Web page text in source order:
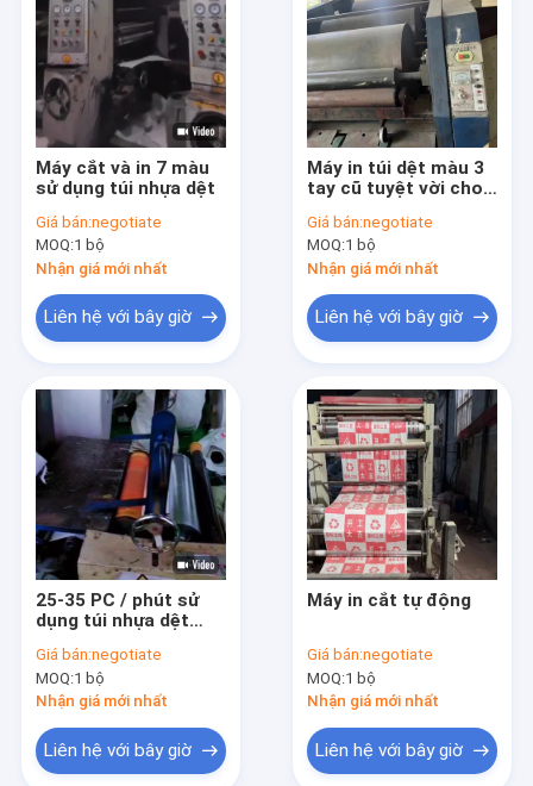
Máy cắt và in 7 màu
sử dụng túi nhựa dệt
Giá bán:negotiate
MOQ:1 bộ
Nhận giá mới nhất
Liên hệ với bây giờ
Máy in túi dệt màu 3
tay cũ tuyệt vời cho
Giá bán:negotiate
MOQ:1 bộ
Nhận giá mới nhất
Liên hệ với bây giờ
25-35 PC / phút sử
dụng túi nhựa dệt
Giá bán:negotiate
MOQ:1 bộ
Nhận giá mới nhất
Liên hệ với bây giờ
Máy in cắt tự động
Giá bán:negotiate
MOQ:1 bộ
Nhận giá mới nhất
Liên hệ với bây giờ